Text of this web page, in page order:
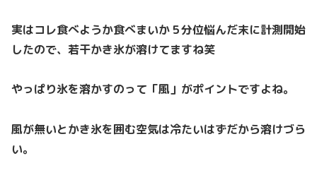
実はコレ食べようか食べまいか５分位悩んだ末に計測開始
したので、若干かき氷が溶けてますね笑
やっぱり氷を溶かすのって「風」がポイントですよね。
風が無いとかき氷を囲む空気は冷たいはずだから溶けづら
い。